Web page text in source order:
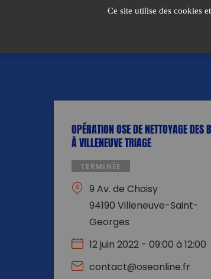
Ce site utilise des cookies
OPÉRATION OSE DE NETTOYAGE DES
À VILLENEUVE TRIAGE
TERMINÉE
9 Av. de Choisy
94190 Villeneuve-Saint-
Georges
12 juin 2022 - 09:00 à 12:00
contact@oseonline.fr